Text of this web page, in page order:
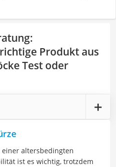
:
Produkt aus
Test oder
altersbedingten
ist es wichtig, trotzdem